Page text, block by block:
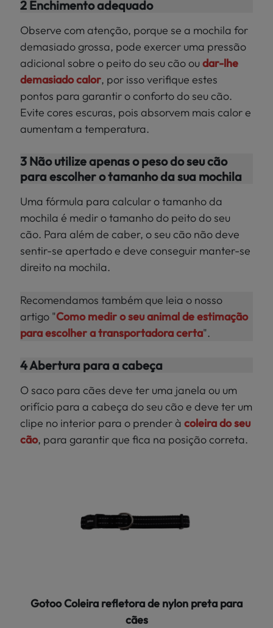
2 Enchimento adequado
Observe com atenção, porque se a mochila for
demasiado grossa, pode exercer uma pressão
adicional sobre o peito do seu cão ou dar-lhe
demasiado calor, por isso verifique estes
pontos para garantir o conforto do seu cão.
Evite cores escuras, pois absorvem mais calor e
aumentam a temperatura.
3 Não utilize apenas o peso do seu cão
para escolher o tamanho da sua mochila
Uma fórmula para calcular o tamanho da
mochila é medir o tamanho do peito do seu
cão. Para além de caber, o seu cão não deve
sentir-se apertado e deve conseguir manter-se
direito na mochila.
Recomendamos também que leia o nosso
artigo "Como medir o seu animal de estimação
para escolher a transportadora certa".
4 Abertura para a cabeça
O saco para cães deve ter uma janela ou um
orifício para a cabeça do seu cão e deve ter um
clipe no interior para o prender à coleira do seu
cão, para garantir que fica na posição correta.
Gotoo Coleira refletora de nylon preta para
cães